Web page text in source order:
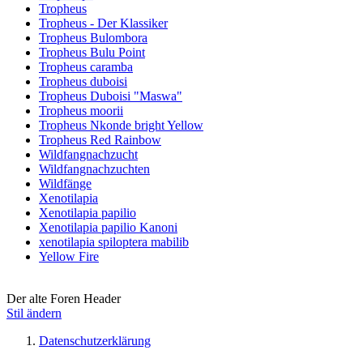
Tropheus
Tropheus - Der Klassiker
Tropheus Bulombora
Tropheus Bulu Point
Tropheus caramba
Tropheus duboisi
Tropheus Duboisi "Maswa"
Tropheus moorii
Tropheus Nkonde bright Yellow
Tropheus Red Rainbow
Wildfangnachzucht
Wildfangnachzuchten
Wildfänge
Xenotilapia
Xenotilapia papilio
Xenotilapia papilio Kanoni
xenotilapia spiloptera mabilib
Yellow Fire
Der alte Foren Header
Stil ändern
Datenschutzerklärung